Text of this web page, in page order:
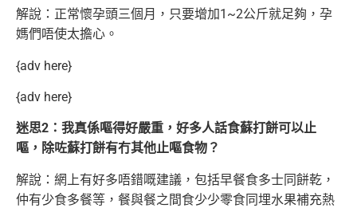
解說：正常懷孕頭三個月，只要增加1~2公斤就足夠，孕
媽們唔使太擔心。
{adv here}
{adv here}
迷思2：我真係嘔得好嚴重，好多人話食蘇打餅可以止
嘔，除咗蘇打餅有冇其他止嘔食物？
解說：網上有好多唔錯嘅建議，包括早餐食多士同餅乾，
仲有少食多餐等，餐與餐之間食少少零食同埋水果補充熱